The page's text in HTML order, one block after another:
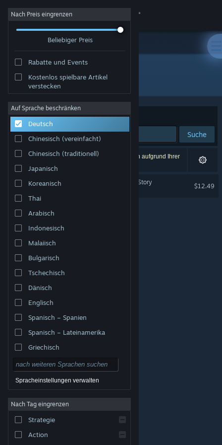
Anmelden
Info
Support
Sprache ändern
Steam-Mobile-App herunterladen
Desktopversion anzeigen
© Valve Corporation. Alle Rechte vorbehalten. Alle
USA und anderen Ländern.
Rechtliches
Barrierefreiheit
Nutzungsvertrag
Nach Preis eingrenzen
Beliebiger Preis
Rabatte und Events
Kostenlos spielbare Artikel
verstecken
Auf Sprache beschränken
Deutsch
Chinesisch (vereinfacht)
Chinesisch (traditionell)
Japanisch
Koreanisch
Thai
Arabisch
Indonesisch
Malaiisch
Bulgarisch
Tschechisch
Dänisch
Englisch
Spanisch – Spanien
Spanisch – Lateinamerika
Griechisch
Spracheinstellungen verwalten
Nach Tag eingrenzen
Strategie
Action
Entwickler: SenAm Games
Sortieren nach Relevanz
Suche
1 Ergebnis entspricht Ihrer Suche. 2 Titel wurden aufgrund Ihrer
Einstellungen ausgeschlossen.
Hauma - A Detective Noir Story
$12.49